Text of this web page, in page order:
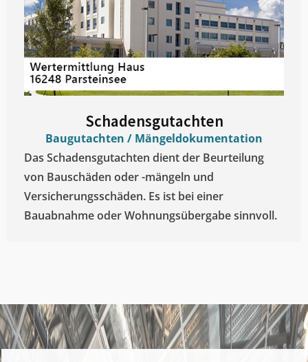
Schadensgutachten
Baugutachten / Mängeldokumentation
Das Schadensgutachten dient der Beurteilung
von Bauschäden oder -mängeln und
Versicherungsschäden. Es ist bei einer
Bauabnahme oder Wohnungsübergabe sinnvoll.